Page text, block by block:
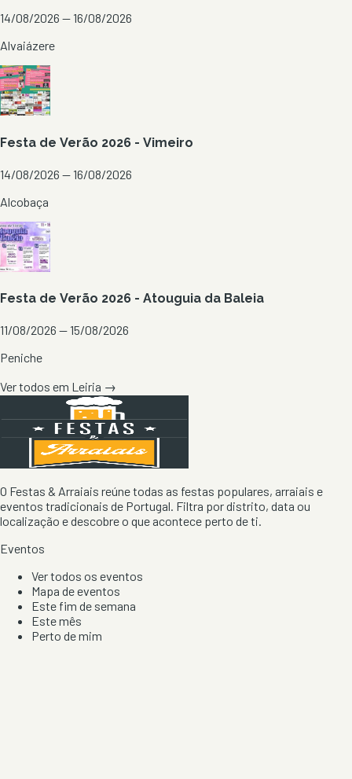
14/08/2026 — 16/08/2026
Alvaiázere
Festa de Verão 2026 - Vimeiro
14/08/2026 — 16/08/2026
Alcobaça
Festa de Verão 2026 - Atouguia da Baleia
11/08/2026 — 15/08/2026
Peniche
Ver todos em Leiria →
O Festas & Arraiais reúne todas as festas populares, arraiais e
eventos tradicionais de Portugal. Filtra por distrito, data ou
localização e descobre o que acontece perto de ti.
Eventos
Ver todos os eventos
Mapa de eventos
Este fim de semana
Este mês
Perto de mim